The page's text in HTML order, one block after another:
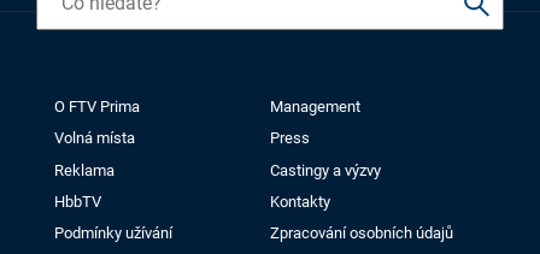
O FTV Prima
Management
Volná místa
Press
Reklama
Castingy a výzvy
HbbTV
Kontakty
Podmínky užívání
Zpracování osobních údajů